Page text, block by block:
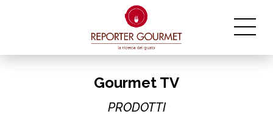
Gourmet TV
PRODOTTI